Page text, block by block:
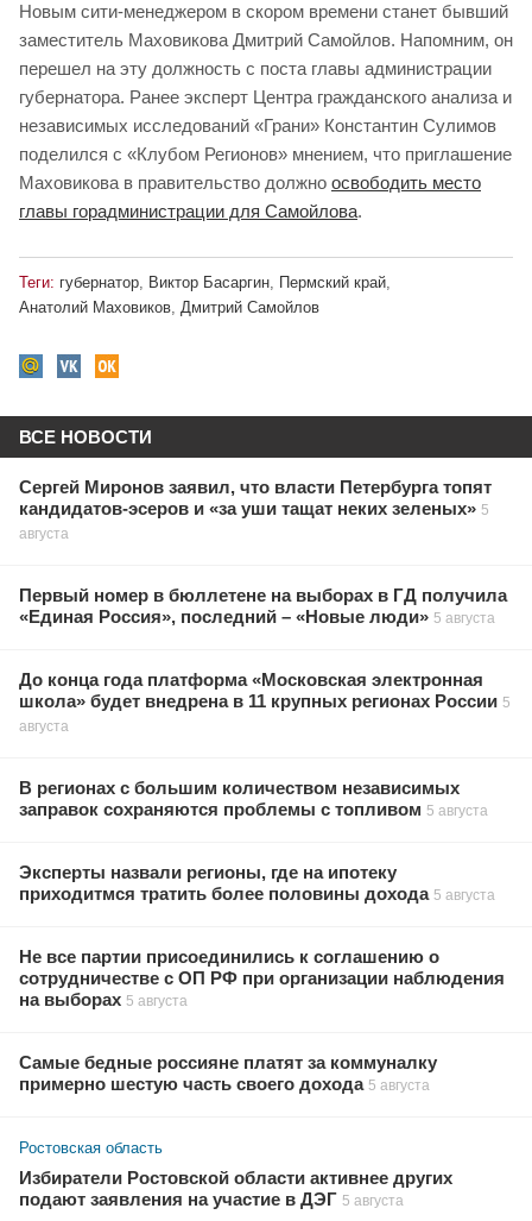
Новым сити-менеджером в скором времени станет бывший
заместитель Маховикова Дмитрий Самойлов. Напомним, он
перешел на эту должность с поста главы администрации
губернатора. Ранее эксперт Центра гражданского анализа и
независимых исследований «Грани» Константин Сулимов
поделился с «Клубом Регионов» мнением, что приглашение
Маховикова в правительство должно освободить место
главы горадминистрации для Самойлова.
Теги: губернатор Виктор Басаргин Пермский край
Анатолий Маховиков Дмитрий Самойлов
ВСЕ НОВОСТИ
Сергей Миронов заявил, что власти Петербурга топят
кандидатов-эсеров и «за уши тащат неких зеленых» 5
августа
Первый номер в бюллетене на выборах в ГД получила
«Единая Россия», последний – «Новые люди» 5 августа
До конца года платформа «Московская электронная
школа» будет внедрена в 11 крупных регионах России 5
августа
В регионах с большим количеством независимых
заправок сохраняются проблемы с топливом 5 августа
Эксперты назвали регионы, где на ипотеку
приходитмся тратить более половины дохода 5 августа
Не все партии присоединились к соглашению о
сотрудничестве с ОП РФ при организации наблюдения
на выборах 5 августа
Самые бедные россияне платят за коммуналку
примерно шестую часть своего дохода 5 августа
Ростовская область
Избиратели Ростовской области активнее других
подают заявления на участие в ДЭГ 5 августа